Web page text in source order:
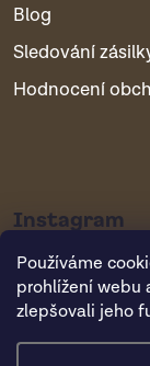
Používáme
prohlížení webu
zlepšovali jeho
Blog
Sledování
Hodnocení
Instagram